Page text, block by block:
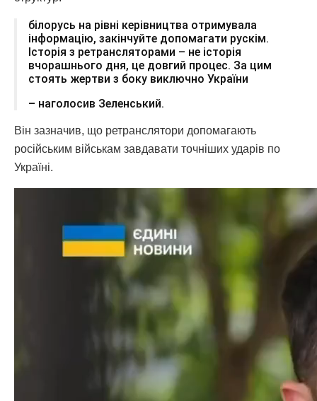
білорусь на рівні керівництва отримувала
інформацію, закінчуйте допомагати рускім.
Історія з ретрансляторами – не історія
вчорашнього дня, це довгий процес. За цим
стоять жертви з боку виключно України
– наголосив Зеленський.
Він зазначив, що ретранслятори допомагають
російським військам завдавати точніших ударів по
Україні.